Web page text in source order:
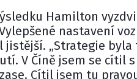
Hamilton
nastavení
„Strategie
V Číně jsem se cítil
Cítil jsem tu